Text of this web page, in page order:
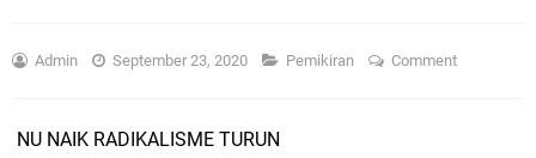
Admin September 23, 2020 Pemikiran Comment
NU NAIK RADIKALISME TURUN